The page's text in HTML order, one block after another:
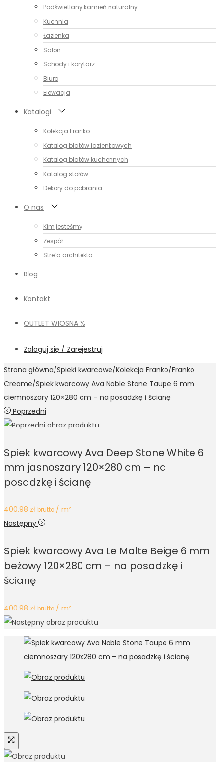
Podświetlany kamień naturalny
Kuchnia
Łazienka
Salon
Schody i korytarz
Biuro
Elewacja
Katalogi
Kolekcja Franko
Katalog blatów łazienkowych
Katalog blatów kuchennych
Katalog stołów
Dekory do pobrania
O nas
Kim jesteśmy
Zespół
Strefa architekta
Blog
Kontakt
OUTLET WIOSNA %
Zaloguj się / Zarejestruj
Strona główna/Spieki kwarcowe/Kolekcja Franko/Franko
Creame/Spiek kwarcowy Ava Noble Stone Taupe 6 mm
ciemnoszary 120×280 cm – na posadzkę i ścianę
Poprzedni
Spiek kwarcowy Ava Deep Stone White 6
mm jasnoszary 120×280 cm – na
posadzkę i ścianę
400.98 zł brutto / m²
Następny
Spiek kwarcowy Ava Le Malte Beige 6 mm
beżowy 120×280 cm – na posadzkę i
ścianę
400.98 zł brutto / m²